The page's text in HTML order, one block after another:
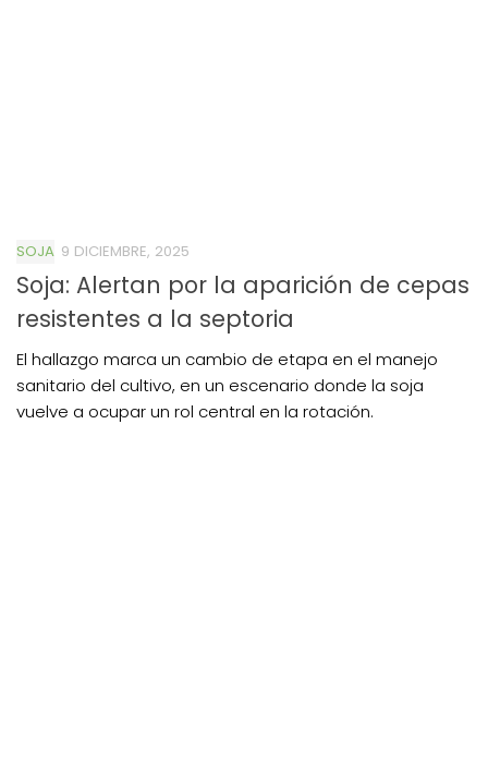
SOJA 9 DICIEMBRE, 2025
Soja: Alertan por la aparición de cepas
resistentes a la septoria
El hallazgo marca un cambio de etapa en el manejo
sanitario del cultivo, en un escenario donde la soja
vuelve a ocupar un rol central en la rotación.